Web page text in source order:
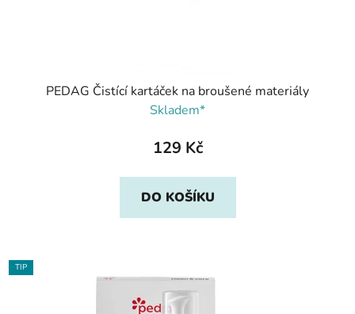
PEDAG Čistící kartáček na broušené materiály
Skladem*
129 Kč
DO KOŠÍKU
TIP